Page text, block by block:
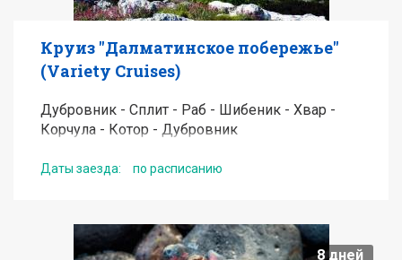
Круиз "Далматинское побережье"
(Variety Cruises)
Дубровник - Сплит - Раб - Шибеник - Хвар -
Корчула - Котор - Дубровник
Даты заезда: по расписанию
2000EUR
8дней